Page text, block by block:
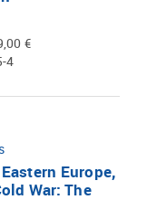
€
4
Europe,
War: The